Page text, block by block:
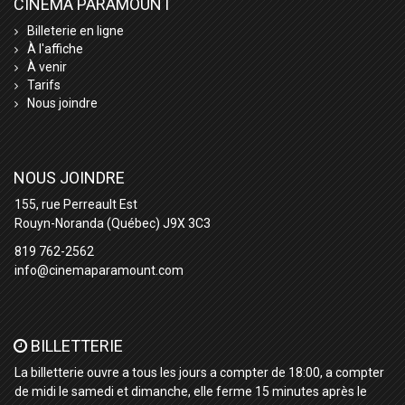
CINÉMA PARAMOUNT
Billeterie en ligne
À l'affiche
À venir
Tarifs
Nous joindre
NOUS JOINDRE
155, rue Perreault Est
Rouyn-Noranda (Québec) J9X 3C3
819 762-2562
info@cinemaparamount.com
BILLETTERIE
La billetterie ouvre a tous les jours a compter de 18:00, a compter
de midi le samedi et dimanche, elle ferme 15 minutes après le